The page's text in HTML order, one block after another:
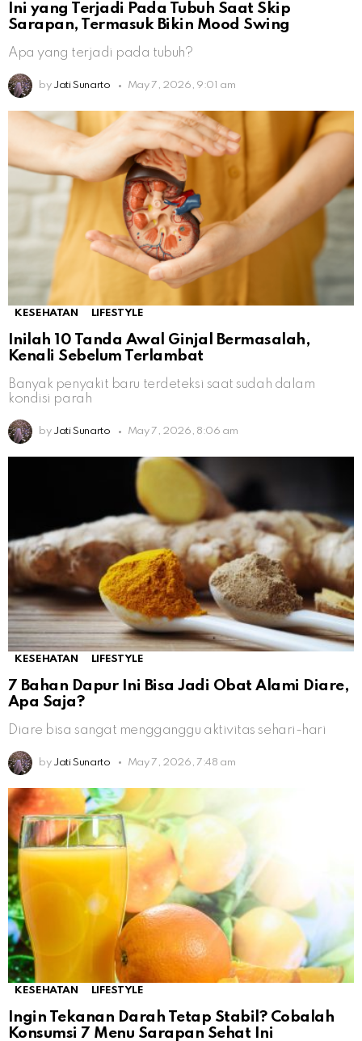
Ini yang Terjadi Pada Tubuh Saat Skip
Sarapan, Termasuk Bikin Mood Swing
Apa yang terjadi pada tubuh?
by Jati Sunarto May 7, 2026, 9:01 am
KESEHATAN LIFESTYLE
Inilah 10 Tanda Awal Ginjal Bermasalah,
Kenali Sebelum Terlambat
Banyak penyakit baru terdeteksi saat sudah dalam
kondisi parah
by Jati Sunarto May 7, 2026, 8:06 am
KESEHATAN LIFESTYLE
7 Bahan Dapur Ini Bisa Jadi Obat Alami Diare,
Apa Saja?
Diare bisa sangat mengganggu aktivitas sehari-hari
by Jati Sunarto May 7, 2026, 7:48 am
KESEHATAN LIFESTYLE
Ingin Tekanan Darah Tetap Stabil? Cobalah
Konsumsi 7 Menu Sarapan Sehat Ini